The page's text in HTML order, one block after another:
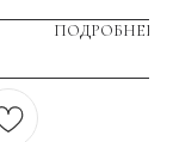
ПОДРОБНЕЕ